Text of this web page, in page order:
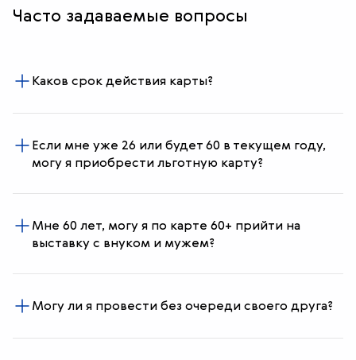
Часто задаваемые вопросы
Каков срок действия карты?
Если мне уже 26 или будет 60 в текущем году,
могу я приобрести льготную карту?
Мне 60 лет, могу я по карте 60+ прийти на
выставку с внуком и мужем?
Могу ли я провести без очереди своего друга?